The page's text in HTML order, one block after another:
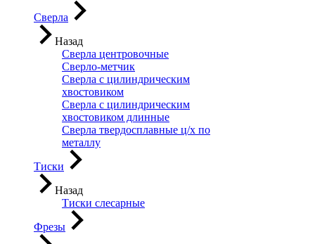
Сверла
Назад
Сверла центровочные
Сверло-метчик
Сверла с цилиндрическим
хвостовиком
Сверла с цилиндрическим
хвостовиком длинные
Сверла твердосплавные ц/х по
металлу
Тиски
Назад
Тиски слесарные
Фрезы